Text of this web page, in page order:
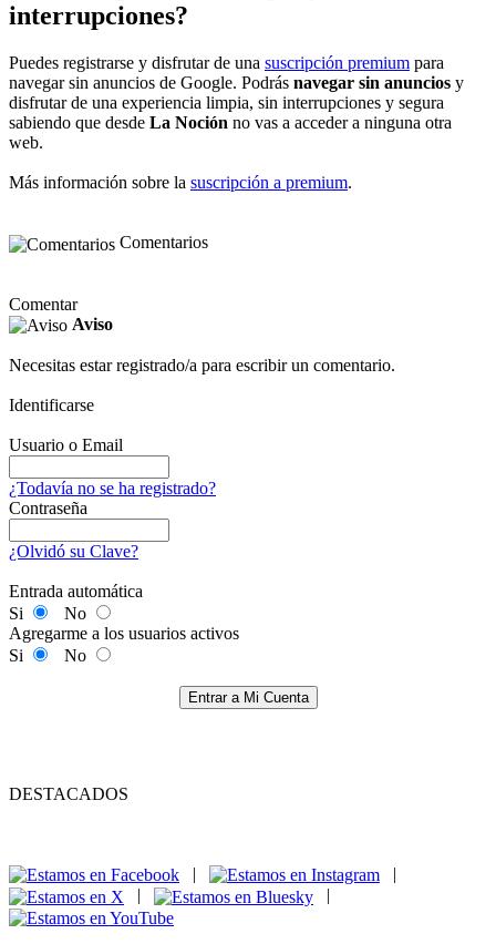
interrupciones?
Puedes registrarse y disfrutar de una suscripción premium para
navegar sin anuncios de Google. Podrás navegar sin anuncios y
disfrutar de una experiencia limpia, sin interrupciones y segura
sabiendo que desde La Noción no vas a acceder a ninguna otra
web.
Más información sobre la suscripción a premium.
Comentarios
Comentar
Aviso
Necesitas estar registrado/a para escribir un comentario.
Identificarse
Usuario o Email
¿Todavía no se ha registrado?
Contraseña
¿Olvidó su Clave?
Entrada automática
Si
No
Agregarme a los usuarios activos
Si
No
Entrar a Mi Cuenta
DESTACADOS
|
|
|
|